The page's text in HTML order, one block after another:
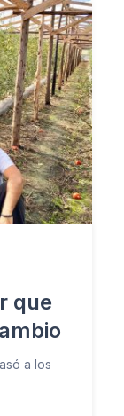
que
a los